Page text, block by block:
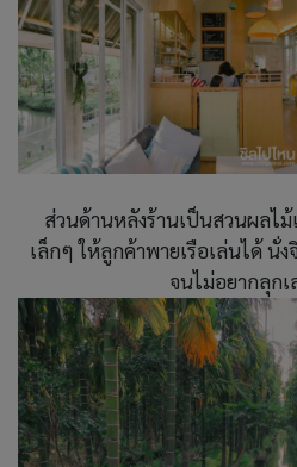
ส่วนด้านหลังร้านเป็นสวนผลไ
เล็กๆ ให้ลูกค้าพายเรือเล่นได้ นั่
จนไม่อยากลุกเ